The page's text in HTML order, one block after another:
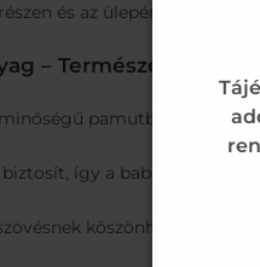
és az ülepén
– Természetes
pamutból készült,
biztosít, így a baba mindig
köszönhetően sok